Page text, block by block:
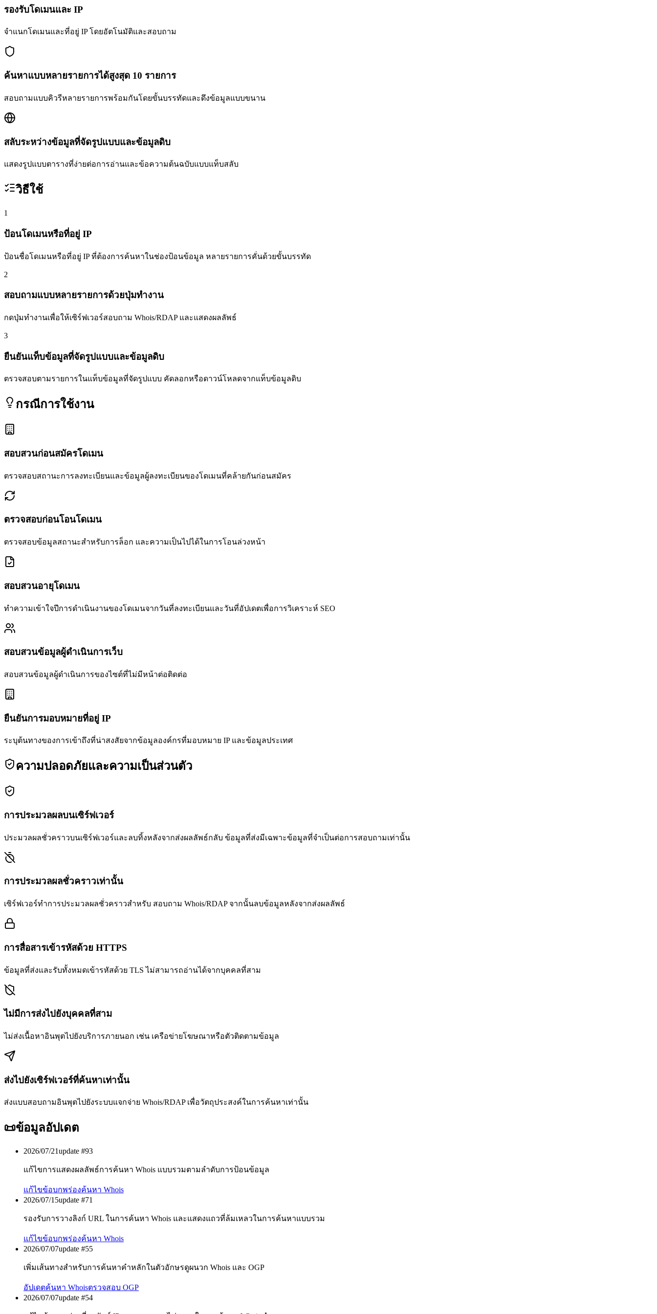
รองรับโดเมนและ IP
จำแนกโดเมนและที่อยู่ IP โดยอัตโนมัติและสอบถาม
ค้นหาแบบหลายรายการได้สูงสุด 10 รายการ
สอบถามแบบคิวรีหลายรายการพร้อมกันโดยขั้นบรรทัดและดึงข้อมูลแบบขนาน
สลับระหว่างข้อมูลที่จัดรูปแบบและข้อมูลดิบ
แสดงรูปแบบตารางที่ง่ายต่อการอ่านและข้อความต้นฉบับแบบแท็บสลับ
วิธีใช้
1
ป้อนโดเมนหรือที่อยู่ IP
ป้อนชื่อโดเมนหรือที่อยู่ IP ที่ต้องการค้นหาในช่องป้อนข้อมูล หลายรายการคั่นด้วยขั้นบรรทัด
2
สอบถามแบบหลายรายการด้วยปุ่มทำงาน
กดปุ่มทำงานเพื่อให้เซิร์ฟเวอร์สอบถาม Whois/RDAP และแสดงผลลัพธ์
3
ยืนยันแท็บข้อมูลที่จัดรูปแบบและข้อมูลดิบ
ตรวจสอบตามรายการในแท็บข้อมูลที่จัดรูปแบบ คัดลอกหรือดาวน์โหลดจากแท็บข้อมูลดิบ
กรณีการใช้งาน
สอบสวนก่อนสมัครโดเมน
ตรวจสอบสถานะการลงทะเบียนและข้อมูลผู้ลงทะเบียนของโดเมนที่คล้ายกันก่อนสมัคร
ตรวจสอบก่อนโอนโดเมน
ตรวจสอบข้อมูลสถานะสำหรับการล็อก และความเป็นไปได้ในการโอนล่วงหน้า
สอบสวนอายุโดเมน
ทำความเข้าใจปีการดำเนินงานของโดเมนจากวันที่ลงทะเบียนและวันที่อัปเดตเพื่อการวิเคราะห์ SEO
สอบสวนข้อมูลผู้ดำเนินการเว็บ
สอบสวนข้อมูลผู้ดำเนินการของไซต์ที่ไม่มีหน้าต่อติดต่อ
ยืนยันการมอบหมายที่อยู่ IP
ระบุต้นทางของการเข้าถึงที่น่าสงสัยจากข้อมูลองค์กรที่มอบหมาย IP และข้อมูลประเทศ
ความปลอดภัยและความเป็นส่วนตัว
การประมวลผลบนเซิร์ฟเวอร์
ประมวลผลชั่วคราวบนเซิร์ฟเวอร์และลบทิ้งหลังจากส่งผลลัพธ์กลับ ข้อมูลที่ส่งมีเฉพาะข้อมูลที่จำเป็นต่อการสอบถามเท่านั้น
การประมวลผลชั่วคราวเท่านั้น
เซิร์ฟเวอร์ทำการประมวลผลชั่วคราวสำหรับ สอบถาม Whois/RDAP จากนั้นลบข้อมูลหลังจากส่งผลลัพธ์
การสื่อสารเข้ารหัสด้วย HTTPS
ข้อมูลที่ส่งและรับทั้งหมดเข้ารหัสด้วย TLS ไม่สามารถอ่านได้จากบุคคลที่สาม
ไม่มีการส่งไปยังบุคคลที่สาม
ไม่ส่งเนื้อหาอินพุตไปยังบริการภายนอก เช่น เครือข่ายโฆษณาหรือตัวติดตามข้อมูล
ส่งไปยังเซิร์ฟเวอร์ที่ค้นหาเท่านั้น
ส่งแบบสอบถามอินพุตไปยังระบบแจกจ่าย Whois/RDAP เพื่อวัตถุประสงค์ในการค้นหาเท่านั้น
📜ข้อมูลอัปเดต
2026/07/21update #93
แก้ไขการแสดงผลลัพธ์การค้นหา Whois แบบรวมตามลำดับการป้อนข้อมูล
แก้ไขข้อบกพร่องค้นหา Whois
2026/07/15update #71
รองรับการวางลิงก์ URL ในการค้นหา Whois และแสดงแถวที่ล้มเหลวในการค้นหาแบบรวม
แก้ไขข้อบกพร่องค้นหา Whois
2026/07/07update #55
เพิ่มเส้นทางสำหรับการค้นหาคำหลักในตัวอักษรดูผนวก Whois และ OGP
อัปเดตค้นหา Whoisตรวจสอบ OGP
2026/07/07update #54